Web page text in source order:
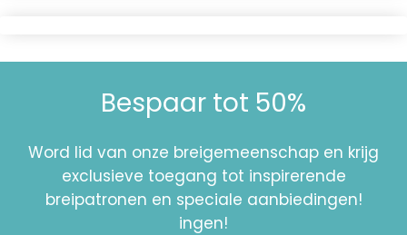
Bespaar tot 50%
Word lid van onze breigemeenschap en krijg
exclusieve toegang tot inspirerende
breipatronen en speciale aanbiedingen!
ingen!